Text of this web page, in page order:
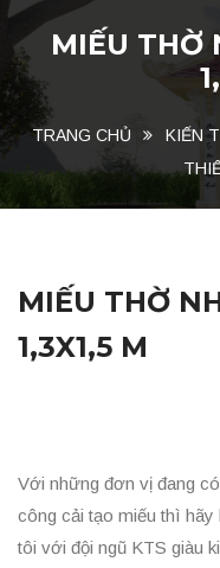
MIẾU THỜ
TRANG CHỦ
KIẾN
MIẾU THỜ
1,3X1,5 M
Với những đơn vị đang
công cải tạo miếu thì hãy
tôi với đội ngũ KTS giàu